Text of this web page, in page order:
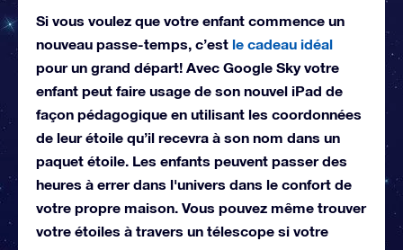
Si vous voulez que votre enfant commence un
nouveau passe-temps, c’est le cadeau idéal
pour un grand départ! Avec Google Sky votre
enfant peut faire usage de son nouvel iPad de
façon pédagogique en utilisant les coordonnées
de leur étoile qu’il recevra à son nom dans un
paquet étoile. Les enfants peuvent passer des
heures à errer dans l'univers dans le confort de
votre propre maison. Vous pouvez même trouver
votre étoiles à travers un télescope si votre